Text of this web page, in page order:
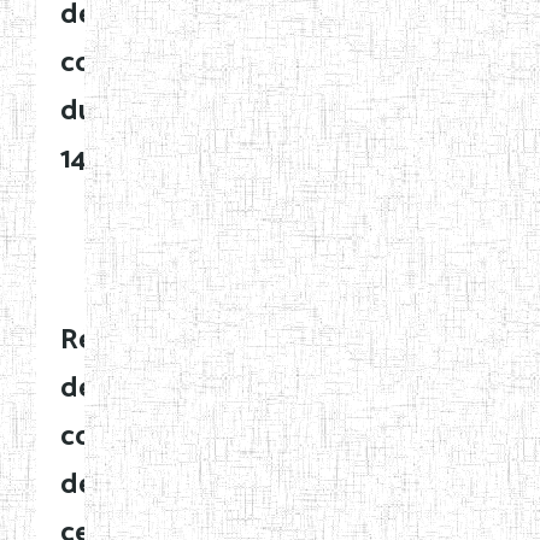
de
concourir
du
14/08/2020
Résiliation
de
contrat
de